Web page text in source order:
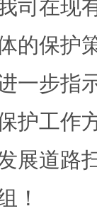
司在现
的保护
一步指
护工作
展道路
！